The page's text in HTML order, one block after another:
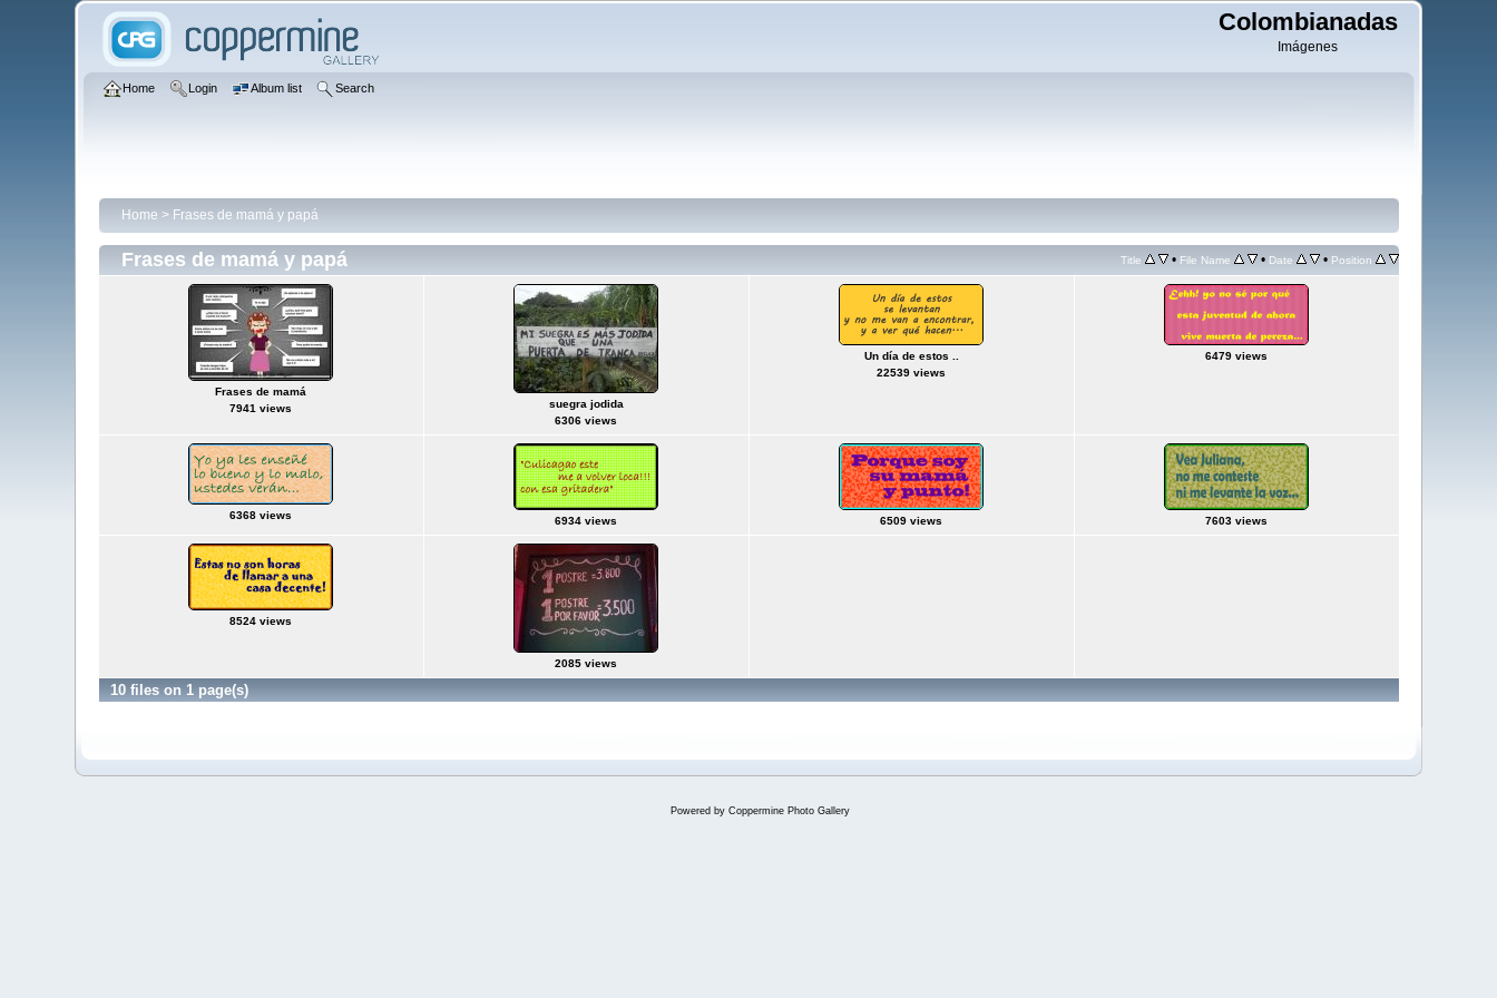
Colombianadas
Imágenes
Home Login Album list Search
Home > Frases de mamá y papá
Frases de mamá y papá Title • File Name • Date • Position
Frases de mamá
7941 views
suegra jodida
6306 views
Un día de estos ..
22539 views
6479 views
6368 views 6934 views 6509 views 7603 views
8524 views
2085 views
10 files on 1 page(s)
Powered by Coppermine Photo Gallery